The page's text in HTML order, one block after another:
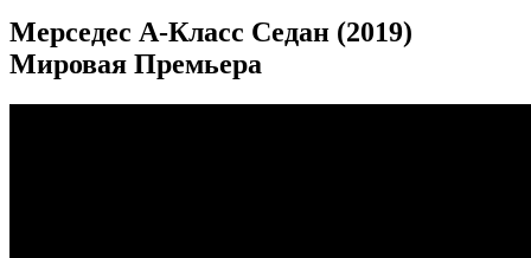
Мерседес A-Класс Седан (2019)
Мировая Премьера